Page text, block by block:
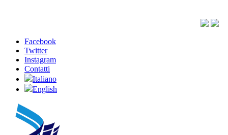
Facebook
Twitter
Instagram
Contatti
Italiano
English